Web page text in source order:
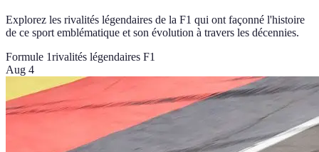
Explorez les rivalités légendaires de la F1 qui ont façonné l'histoire
de ce sport emblématique et son évolution à travers les décennies.
Formule 1rivalités légendaires F1
Aug 4